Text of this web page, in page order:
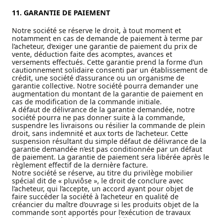
11. GARANTIE DE PAIEMENT
Notre société se réserve le droit, à tout moment et
notamment en cas de demande de paiement à terme par
l’acheteur, d’exiger une garantie de paiement du prix de
vente, déduction faite des acomptes, avances et
versements effectués. Cette garantie prend la forme d’un
cautionnement solidaire consenti par un établissement de
crédit, une société d’assurance ou un organisme de
garantie collective. Notre société pourra demander une
augmentation du montant de la garantie de paiement en
cas de modification de la commande initiale.
A défaut de délivrance de la garantie demandée, notre
société pourra ne pas donner suite à la commande,
suspendre les livraisons ou résilier la commande de plein
droit, sans indemnité et aux torts de l’acheteur. Cette
suspension résultant du simple défaut de délivrance de la
garantie demandée n’est pas conditionnée par un défaut
de paiement. La garantie de paiement sera libérée après le
règlement effectif de la dernière facture.
Notre société se réserve, au titre du privilège mobilier
spécial dit de « pluviôse », le droit de conclure avec
l’acheteur, qui l’accepte, un accord ayant pour objet de
faire succéder la société à l’acheteur en qualité de
créancier du maître d’ouvrage si les produits objet de la
commande sont apportés pour l’exécution de travaux